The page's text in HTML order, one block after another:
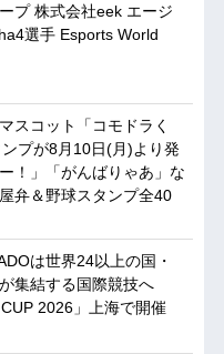
プ 株式会社eek エージ
選手 Esports World
スコット「コモドラく
プが8月10日(月)より発
！」「がんばりゃあ」な
弁＆野球スタンプ全40
は世界24以上の国・
集結する国際競技へ
CUP 2026」上海で開催